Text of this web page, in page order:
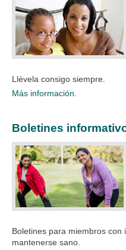
Llévela consigo siempre.
Más información.
Boletines
Boletines para miembros
mantenerse sano.